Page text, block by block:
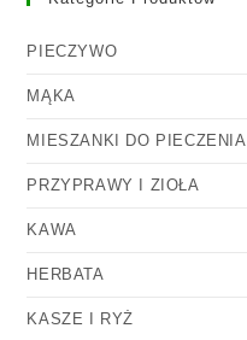
PIECZYWO
MĄKA
MIESZANKI DO PIECZENIA
PRZYPRAWY I ZIOŁA
KAWA
HERBATA
KASZE I RYŻ